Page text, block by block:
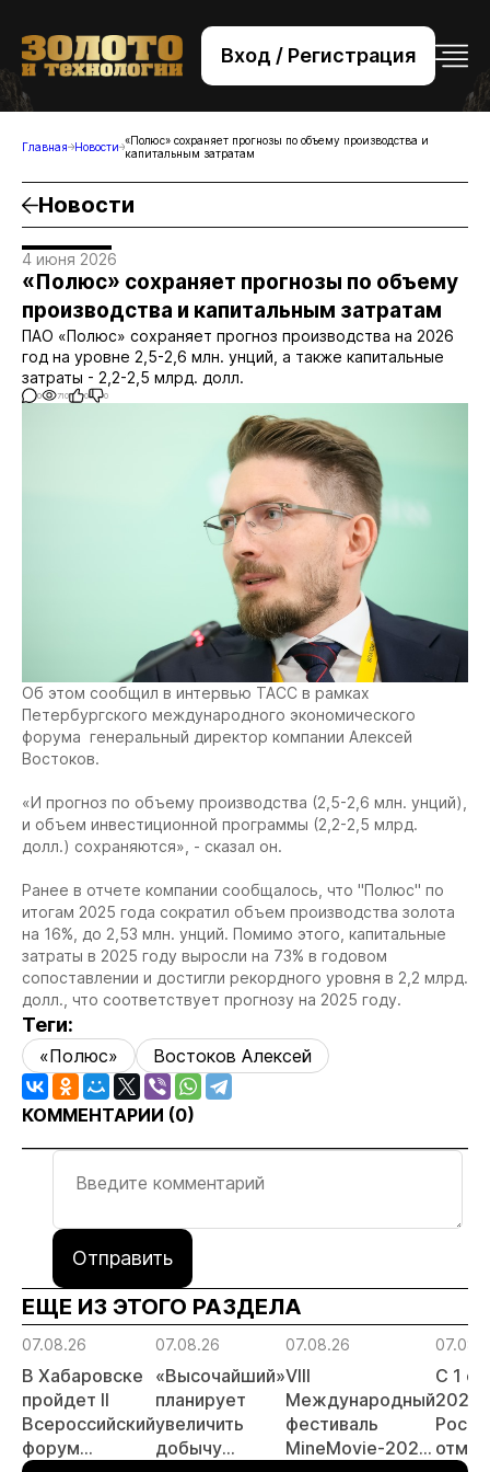
Вход / Регистрация
+7 (495) 221-76-32
bsv@zolteh.ru
Главная Новости «Полюс» сохраняет прогнозы по объему производства и
капитальным затратам
Новости
4 июня 2026
«Полюс» сохраняет прогнозы по объему
производства и капитальным затратам
ПАО «Полюс» сохраняет прогноз производства на 2026
год на уровне 2,5-2,6 млн. унций, а также капитальные
затраты - 2,2-2,5 млрд. долл.
0 710 0 0
Об этом сообщил в интервью ТАСС в рамках
Петербургского международного экономического
форума генеральный директор компании Алексей
Востоков.
«И прогноз по объему производства (2,5-2,6 млн. унций),
и объем инвестиционной программы (2,2-2,5 млрд.
долл.) сохраняются», - сказал он.
Ранее в отчете компании сообщалось, что "Полюс" по
итогам 2025 года сократил объем производства золота
на 16%, до 2,53 млн. унций. Помимо этого, капитальные
затраты в 2025 году выросли на 73% в годовом
сопоставлении и достигли рекордного уровня в 2,2 млрд.
долл., что соответствует прогнозу на 2025 году.
Теги:
«Полюс» Востоков Алексей
КОММЕНТАРИИ (0)
Отправить
ЕЩЕ ИЗ ЭТОГО РАЗДЕЛА
07.08.26
В Хабаровске
пройдет II
Всероссийский
форум
07.08.26
«Высочайший»
планирует
увеличить
добычу
07.08.26
VIII
Международный
фестиваль
MineMovie-2026
С 1
2026